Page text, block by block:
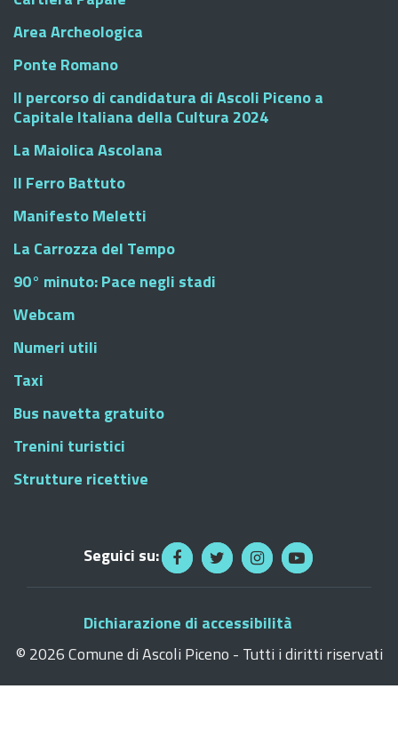
Area Archeologica
Ponte Romano
Il percorso di candidatura di Ascoli Piceno a
Capitale Italiana della Cultura 2024
La Maiolica Ascolana
Il Ferro Battuto
Manifesto Meletti
La Carrozza del Tempo
90° minuto: Pace negli stadi
Webcam
Numeri utili
Taxi
Bus navetta gratuito
Trenini turistici
Strutture ricettive
Seguici su:
Dichiarazione di accessibilità
© 2026 Comune di Ascoli Piceno - Tutti i diritti riservati